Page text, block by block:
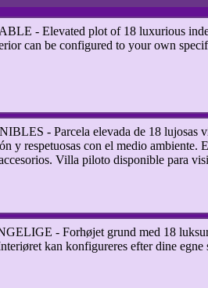
- Elevated plot of 18 luxurious
can be configured to your own
- Parcela elevada de 18 lujosas
y respetuosas con el medio ambiente.
Villa piloto disponible para
- Forhøjet grund med 18
kan konfigureres efter dine